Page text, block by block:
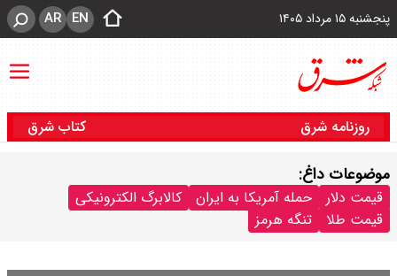
پنجشنبه ۱۵ مرداد ۱۴۰۵ EN
AR
روزنامه شرق کتاب شرق
موضوعات داغ:
قیمت دلار حمله آمریکا به ایران
کالابرگ الکترونیکی
قیمت طلا
تنگه هرمز